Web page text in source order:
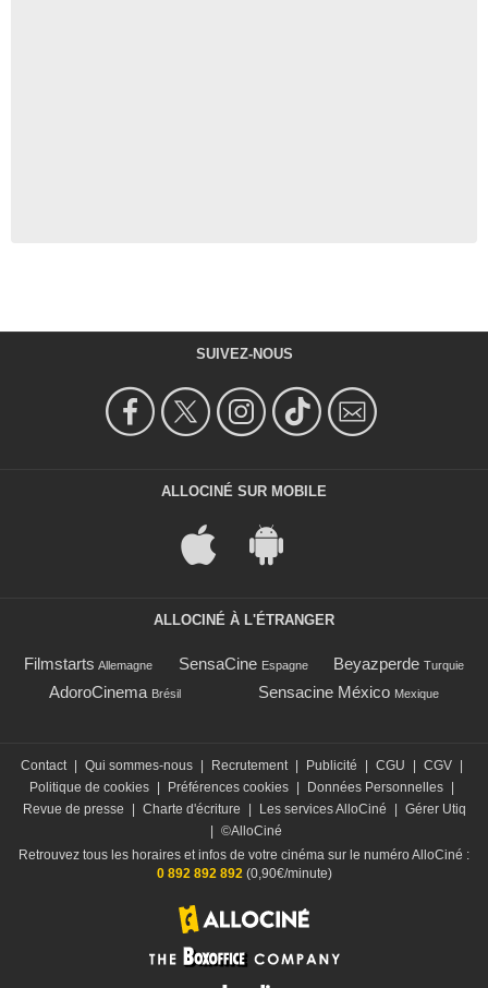
SUIVEZ-NOUS
ALLOCINÉ SUR MOBILE
ALLOCINÉ À L'ÉTRANGER
Filmstarts Allemagne SensaCine Espagne Beyazperde Turquie
AdoroCinema Brésil Sensacine México Mexique
Contact | Qui sommes-nous | Recrutement | Publicité | CGU | CGV |
Politique de cookies | Préférences cookies | Données Personnelles |
Revue de presse
| Charte d'écriture | Les services AlloCiné | Gérer Utiq
| ©AlloCiné
Retrouvez tous les horaires et infos de votre cinéma sur le numéro AlloCiné :
0 892 892 892(0,90€/minute)